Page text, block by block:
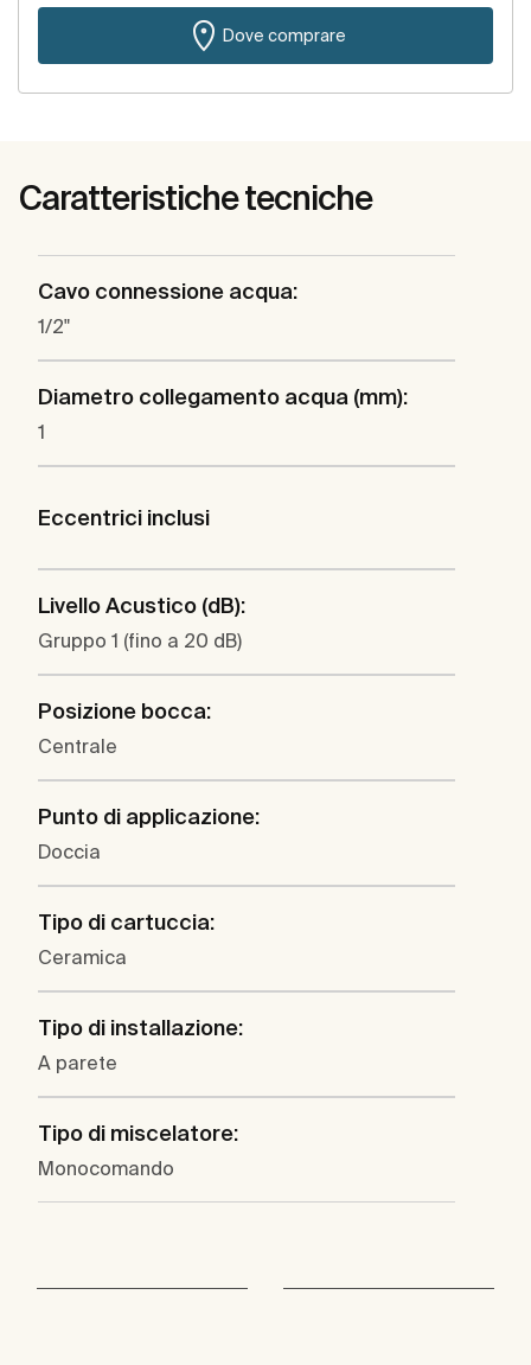
Dove comprare
Caratteristiche tecniche
Cavo connessione acqua:
1/2"
Diametro collegamento acqua (mm):
1
Eccentrici inclusi
Livello Acustico (dB):
Gruppo 1 (fino a 20 dB)
Posizione bocca:
Centrale
Punto di applicazione:
Doccia
Tipo di cartuccia:
Ceramica
Tipo di installazione:
A parete
Tipo di miscelatore:
Monocomando